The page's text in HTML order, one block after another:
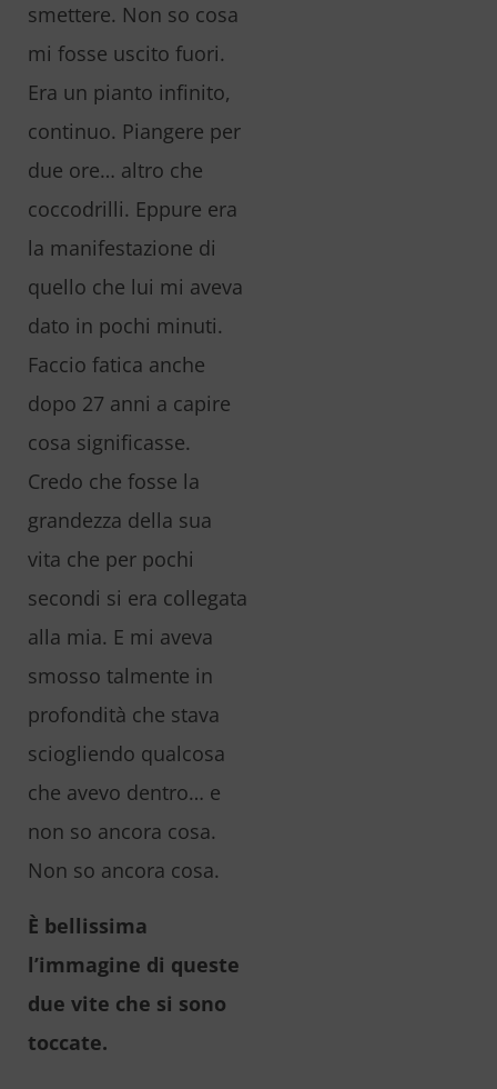
smettere. Non so cosa
mi fosse uscito fuori.
Era un pianto infinito,
continuo. Piangere per
due ore… altro che
coccodrilli. Eppure era
la manifestazione di
quello che lui mi aveva
dato in pochi minuti.
Faccio fatica anche
dopo 27 anni a capire
cosa significasse.
Credo che fosse la
grandezza della sua
vita che per pochi
secondi si era collegata
alla mia. E mi aveva
smosso talmente in
profondità che stava
sciogliendo qualcosa
che avevo dentro… e
non so ancora cosa.
Non so ancora cosa.
È bellissima
l’immagine di queste
due vite che si sono
toccate.